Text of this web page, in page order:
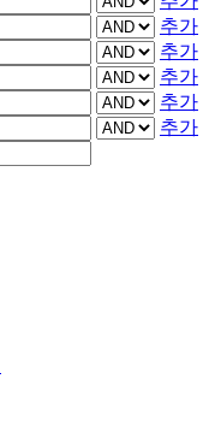
추가
추가
추가
추가
추가